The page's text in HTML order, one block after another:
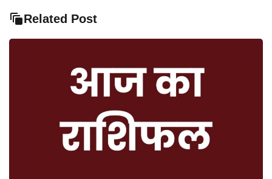
Related Post